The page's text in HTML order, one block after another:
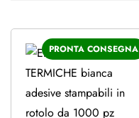
PRONTA CONSEGNA